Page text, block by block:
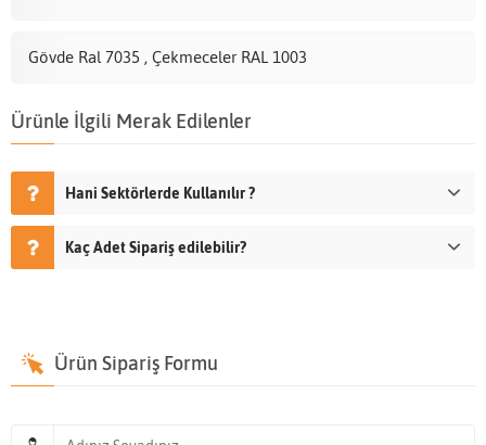
Gövde Ral 7035 , Çekmeceler RAL 1003
Ürünle İlgili Merak Edilenler
Hani Sektörlerde Kullanılır ?
Kaç Adet Sipariş edilebilir?
Ürün Sipariş Formu